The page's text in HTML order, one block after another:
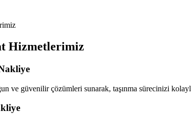
Hizmetlerimiz
ve güvenilir çözümleri sunarak, taşınma sürecinizi